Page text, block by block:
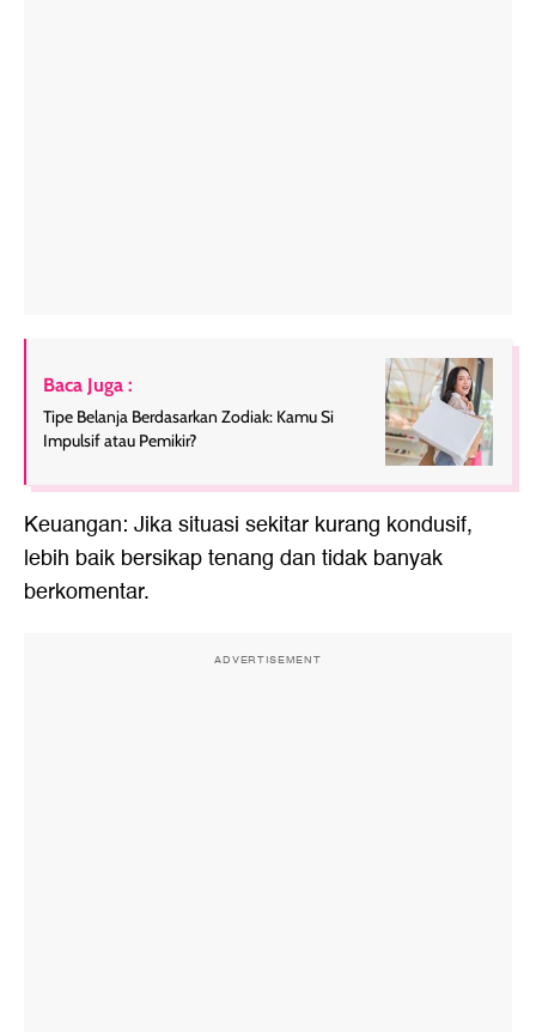
Baca Juga :
Tipe Belanja Berdasarkan Zodiak: Kamu Si
Impulsif atau Pemikir?
Keuangan: Jika situasi sekitar kurang kondusif,
lebih baik bersikap tenang dan tidak banyak
berkomentar.
ADVERTISEMENT